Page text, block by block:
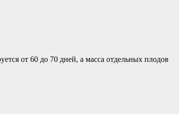
от 60 до 70 дней, а масса отдельных плодов